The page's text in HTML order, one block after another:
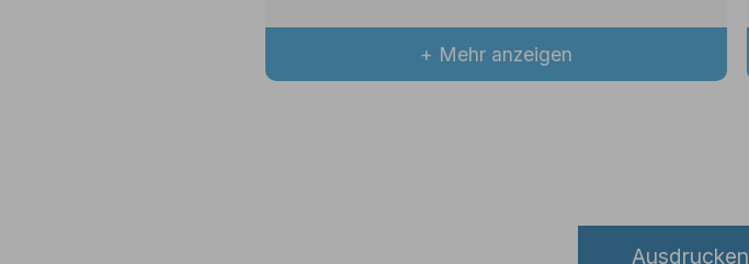
+ Mehr anzeigen
Ausdrucken